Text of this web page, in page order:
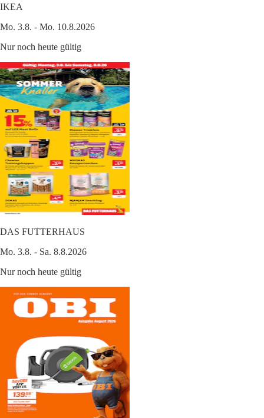
IKEA
Mo. 3.8. - Mo. 10.8.2026
Nur noch heute gültig
DAS FUTTERHAUS
Mo. 3.8. - Sa. 8.8.2026
Nur noch heute gültig